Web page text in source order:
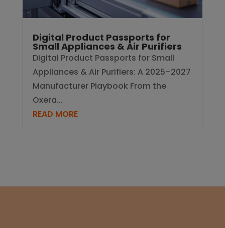
Appliances & Air Purifiers: A 2025–2027
Manufacturer Playbook From the
Oxera...
READ MORE